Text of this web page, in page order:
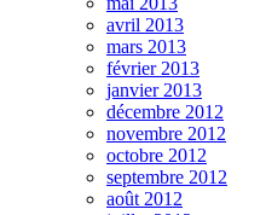
avril 2013
mars 2013
février 2013
janvier 2013
décembre 2012
novembre 2012
octobre 2012
septembre 2012
août 2012